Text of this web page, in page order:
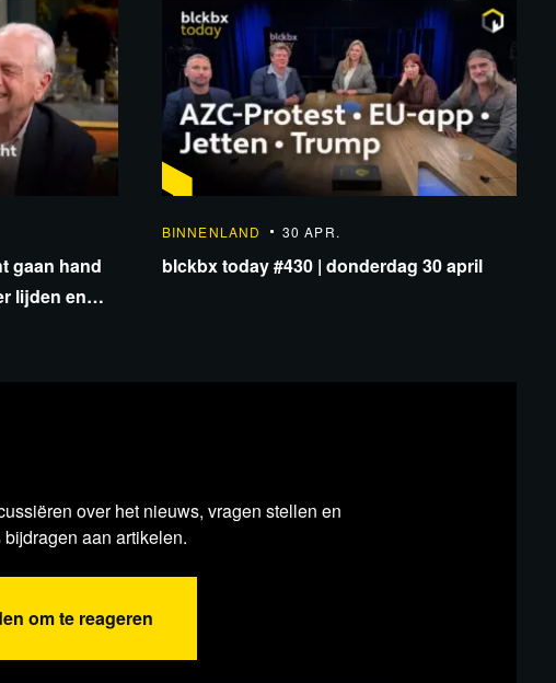
is
te
gaan hand
lijden en
BINNENLAND 30 APR.
blckbx today #430 | donderdag 30 april
over het nieuws, vragen stellen en
aan artikelen.
om te reageren